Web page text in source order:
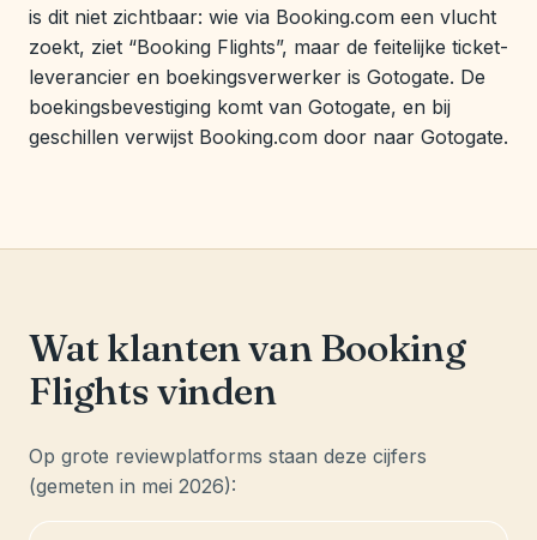
is dit niet zichtbaar: wie via Booking.com een vlucht
zoekt, ziet “Booking Flights”, maar de feitelijke ticket-
leverancier en boekingsverwerker is Gotogate. De
boekingsbevestiging komt van Gotogate, en bij
geschillen verwijst Booking.com door naar Gotogate.
Wat klanten van Booking
Flights vinden
Op grote reviewplatforms staan deze cijfers
(gemeten in mei 2026):